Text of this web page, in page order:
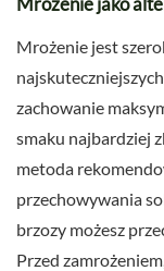
Mrożenie jest
zachowanie
smaku najbardziej
metoda
przechowywania
brzozy możesz
Przed